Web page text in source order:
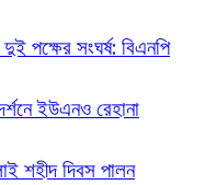
পক্ষের সংঘর্ষ: বিএনপি
ইউএনও রেহানা
শহীদ দিবস পালন